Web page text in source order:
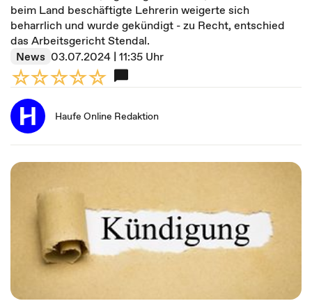
beim Land beschäftigte Lehrerin weigerte sich
beharrlich und wurde gekündigt - zu Recht, entschied
das Arbeitsgericht Stendal.
News 03.07.2024 | 11:35 Uhr
Haufe Online Redaktion